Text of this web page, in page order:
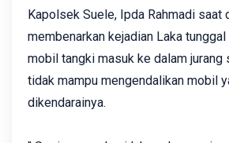
Kapolsek Suele, Ipda Rahmadi saat
membenarkan kejadian Laka
mobil tangki masuk ke dalam jurang
tidak mampu mengendalikan mobil
dikendarainya.